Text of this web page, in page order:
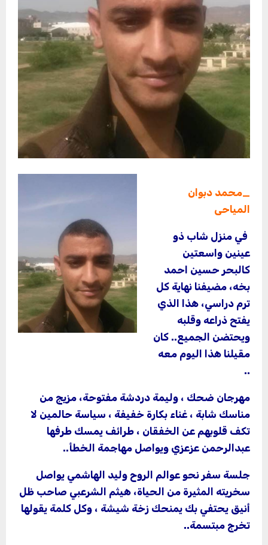
_محمد دبوان
المياحى
في منزل شاب ذو
عينين واسعتين
كالبحر حسين احمد
بخه، مضيفنا نهاية كل
ترم دراسي، هذا الذي
يفتح ذراعه وقلبه
ويحتضن الجميع.. كان
مقيلنا هذا اليوم معه
..
مهرجان ضحك ، وليمة دردشة مفتوحة، مزيج من
مناسك شابة ، غناء بكارة خفيفة ، سياسة حالمين لا
تكف قلوبهم عن الخفقان ، طرائف يمسك طرفها
عبدالرحمن عزعزي ويواصل مهاجمة الخطأ..
جلسة سفر نحو عوالم الروح وليد الهاشمي يواصل
سخريته المثيرة من الحياة، هيثم الشرعبي صاحب ظل
أنيق يحتفي بك يمنحك زخة شيشة ، وكل كلمة يقولها
تخرج مبتسمة..